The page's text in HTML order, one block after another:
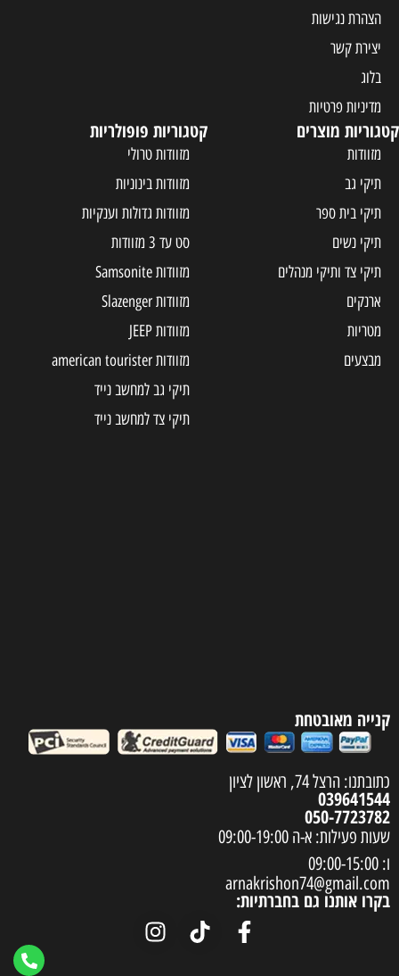
הצהרת נגישות
יצירת קשר
בלוג
מדיניות פרטיות
קטגוריות מוצרים
מזוודות
תיקי גב
תיקי בית ספר
תיקי נשים
תיקי צד ותיקי מנהלים
ארנקים
מטריות
מבצעים
קטגוריות פופולריות
מזוודות טרולי
מזוודות בינוניות
מזוודות גדולות וענקיות
סט עד 3 מזוודות
מזוודות Samsonite
מזוודות Slazenger
מזוודות JEEP
מזוודות american tourister
תיקי גב למחשב נייד
תיקי צד למחשב נייד
קנייה מאובטחת
כתובתנו: הרצל 74, ראשון לציון
039641544
050-7723782
שעות פעילות: א-ה 09:00-19:00
ו: 09:00-15:00
arnakrishon74@gmail.com
בקרו אותנו גם בחברתיות: